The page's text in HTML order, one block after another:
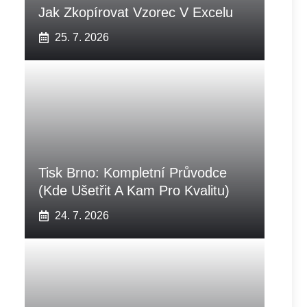
Jak Zkopírovat Vzorec V Excelu
25. 7. 2026
Tisk Brno: Kompletní Průvodce
(Kde Ušetřit A Kam Pro Kvalitu)
24. 7. 2026